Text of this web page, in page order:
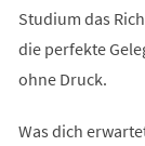
Studium das
die perfekte
ohne Druck.
Was dich